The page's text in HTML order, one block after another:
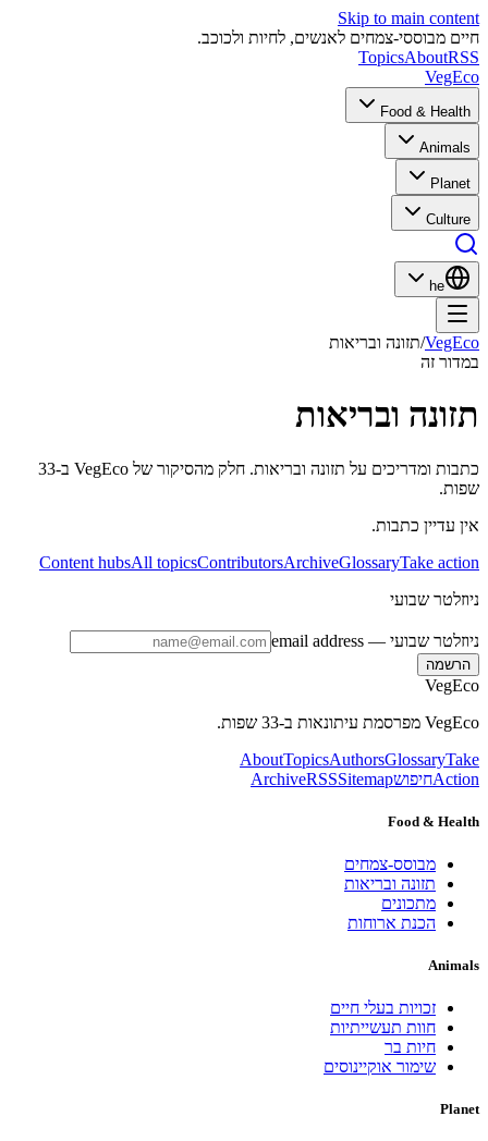
Skip to main content
חיים מבוססי-צמחים לאנשים, לחיות ולכוכב.
TopicsAboutRSS
VegEco
Food & Health
Animals
Planet
Culture
he
VegEco
/תזונה ובריאות
במדור זה
תזונה ובריאות
כתבות ומדריכים על תזונה ובריאות. חלק מהסיקור של VegEco ב-33
שפות.
אין עדיין כתבות.
Content hubsAll topicsContributorsArchiveGlossaryTake action
ניוזלטר שבועי
ניוזלטר שבועי — email address
הרשמה
VegEco
VegEco מפרסמת עיתונאות ב-33 שפות.
AboutTopicsAuthorsGlossaryTake
Actionחיפוש ArchiveRSSSitemap
Food & Health
מבוסס-צמחים
תזונה ובריאות
מתכונים
הכנת ארוחות
Animals
זכויות בעלי חיים
חוות תעשייתיות
חיות בר
שימור אוקיינוסים
Planet